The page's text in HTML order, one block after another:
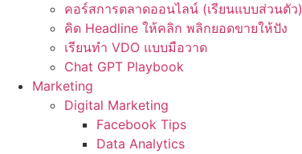
คอร์สการตลาดออนไลน์ (เรียนแบบส่วนตัว)
คิด Headline ให้คลิก พลิกยอดขายให้ปัง
เรียนทำ VDO แบบมือวาด
Chat GPT Playbook
Marketing
Digital Marketing
Facebook Tips
Data Analytics